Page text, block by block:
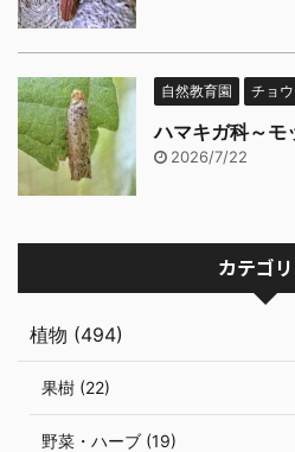
自然教育園 チョウ
ハマキガ科～モ
2026/7/22
カテゴ
植物 (494)
果樹 (22)
野菜・ハーブ (19)